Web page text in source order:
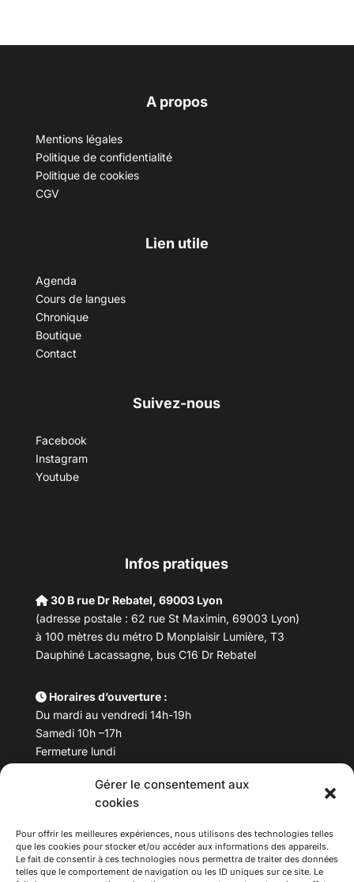
Gérer le consentement aux
cookies
Pour offrir les meilleures expériences, nous utilisons des technologies telles
que les cookies pour stocker et/ou accéder aux informations des appareils.
Le fait de consentir à ces technologies nous permettra de traiter des données
telles que le comportement de navigation ou les ID uniques sur ce site. Le
A propos
Mentions légales
Politique de confidentialité
Politique de cookies
CGV
Lien utile
Agenda
Cours de langues
Chronique
Boutique
Contact
Suivez-nous
Facebook
Instagram
Youtube
Infos pratiques
30 B rue Dr Rebatel, 69003 Lyon
(adresse postale : 62 rue St Maximin, 69003 Lyon)
à 100 mètres du métro D Monplaisir Lumière, T3
Dauphiné Lacassagne, bus C16 Dr Rebatel
Horaires d’ouverture :
Du mardi au vendredi 14h-19h
Samedi 10h –17h
Fermeture lundi
Téléphone : 04 78 53 06 40
maisondesculturesasiatiques@asiexpo.com